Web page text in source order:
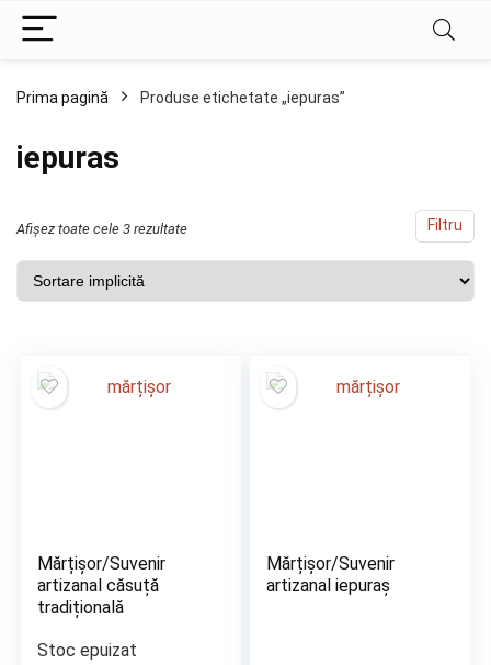
Prima pagină Produse etichetate „iepuras”
iepuras
Filtru
Afișez toate cele 3 rezultate
Mărțișor/Suvenir
artizanal căsuță
tradițională
Stoc epuizat
Mărțișor/Suvenir
artizanal iepuraș